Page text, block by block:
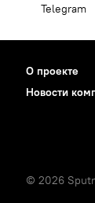
Telegram
О проекте
Новости
© 2026